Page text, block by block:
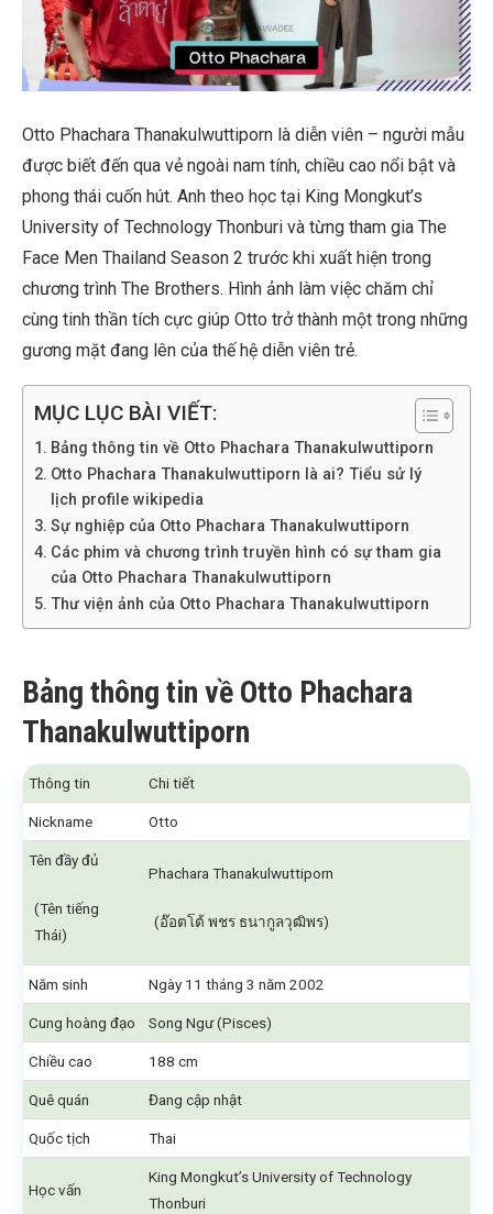
Otto Phachara Thanakulwuttiporn là diễn viên – người mẫu
được biết đến qua vẻ ngoài nam tính, chiều cao nổi bật và
phong thái cuốn hút. Anh theo học tại King Mongkut’s
University of Technology Thonburi và từng tham gia The
Face Men Thailand Season 2 trước khi xuất hiện trong
chương trình The Brothers. Hình ảnh làm việc chăm chỉ
cùng tinh thần tích cực giúp Otto trở thành một trong những
gương mặt đang lên của thế hệ diễn viên trẻ.
MỤC LỤC BÀI VIẾT:
Bảng thông tin về Otto Phachara Thanakulwuttiporn
Otto Phachara Thanakulwuttiporn là ai? Tiểu sử lý
lịch profile wikipedia
Sự nghiệp của Otto Phachara Thanakulwuttiporn
Các phim và chương trình truyền hình có sự tham gia
của Otto Phachara Thanakulwuttiporn
Thư viện ảnh của Otto Phachara Thanakulwuttiporn
Bảng thông tin về Otto Phachara
Thanakulwuttiporn
Thông tin Chi tiết
Nickname Otto
Tên đầy đủ
(Tên tiếng
Thái)
Phachara Thanakulwuttiporn
(อ๊อตโต้ พชร ธนากูลวุฒิพร)
Năm sinh Ngày 11 tháng 3 năm 2002
Cung hoàng đạo Song Ngư (Pisces)
Chiều cao 188 cm
Quê quán Đang cập nhật
Quốc tịch Thai
Học vấn
King Mongkut’s University of Technology
Thonburi